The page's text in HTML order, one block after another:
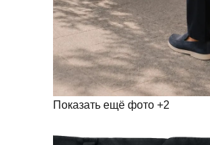
Показать ещё фото +2